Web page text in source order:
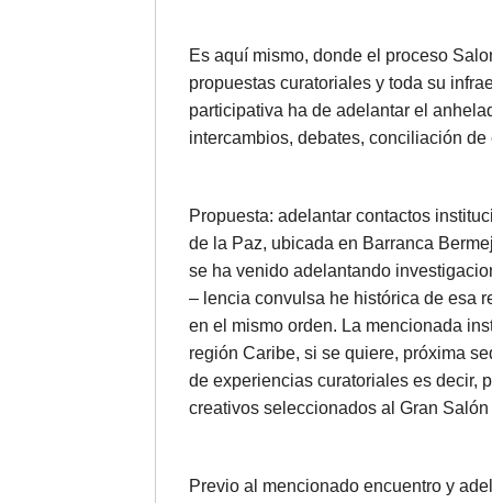
Es aquí mismo, donde el proceso
propuestas curatoriales y toda su
participativa ha de adelantar el
intercambios, debates, conciliación
Propuesta: adelantar contactos
de la Paz, ubicada en Barranca
se ha venido adelantando
– lencia convulsa he histórica de esa
en el mismo orden. La mencionada
región Caribe, si se quiere, próxima
de experiencias curatoriales es decir,
creativos seleccionados al Gran
Previo al mencionado encuentro y